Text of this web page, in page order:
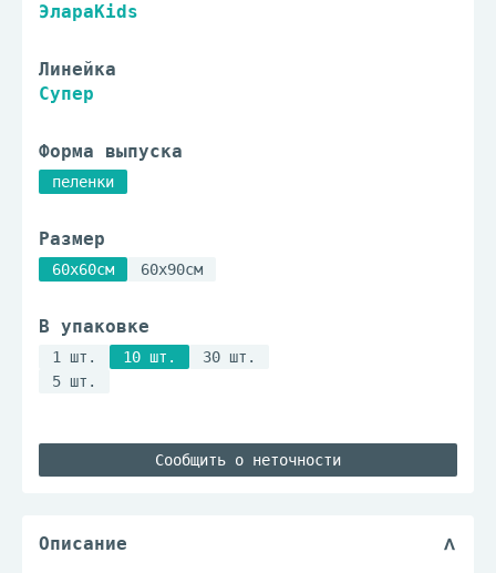
ЭлараKids
Линейка
Супер
Форма выпуска
пеленки
Размер
60x60см 60x90см
В упаковке
1 шт. 10 шт.
30 шт.
5 шт.
Сообщить о неточности
Описание